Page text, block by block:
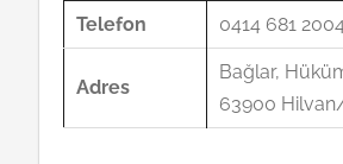
Telefon 0414 681
Adres
Bağlar,
63900